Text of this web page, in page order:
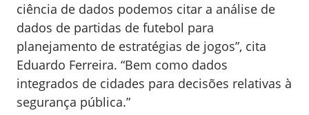
ciência de dados podemos citar a análise de
dados de partidas de futebol para
planejamento de estratégias de jogos”, cita
Eduardo Ferreira. “Bem como dados
integrados de cidades para decisões relativas à
segurança pública.”